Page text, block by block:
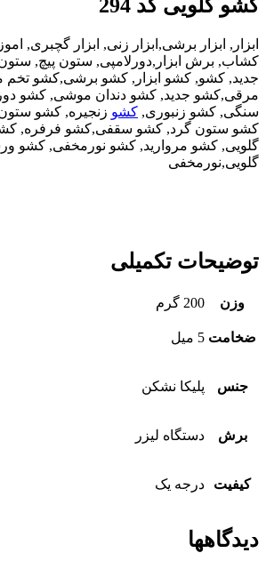
کشو گلویی کد 294
ابزار, ابزار برشی,ابزار زنی, ابزار گچبری,
کشاب, برش ابزار,دورلامپی, ستون پیچ,
جدید, کشو, کشو ابزار, کشو برشی,کشو
مرقی,کشو جدید, کشو دندان موشی, کشو
سنگی, کشو زنبوری, کشو زنجیره, کشو
کشو ستون گرد, کشو سقفی,کشو فرفره,
گلویی, کشو مروارید, کشو نورمخفی, کشو
گلویی,نورمخفی
توضیحات تکمیلی
وزن 200 گرم
ضخامت 5 میل
جنس پلیکا نشکن
برش دستگاه لیزر
کیفیت درجه یک
دیدگاهها